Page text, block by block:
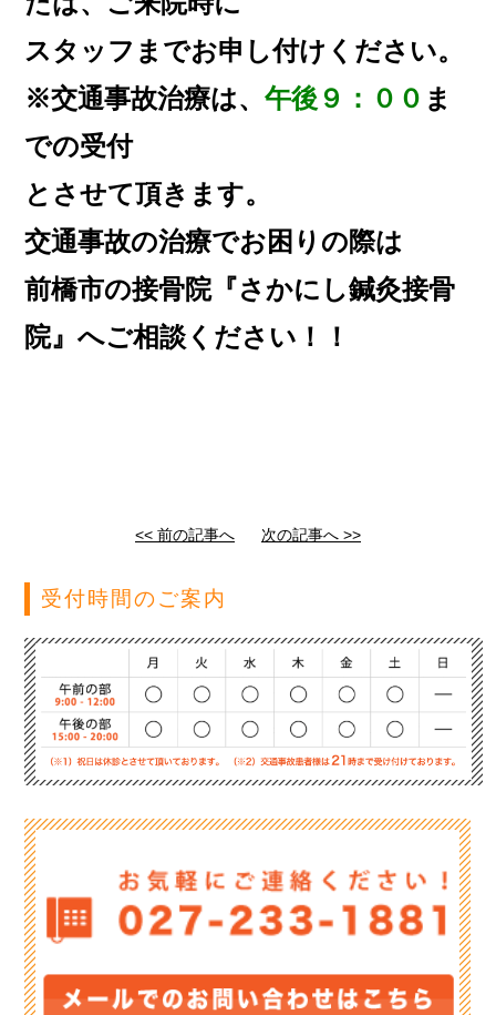
スタッフまでお申し付けください。
※交通事故治療は、午後９：００ ま
での受付
とさせて頂きます。
交通事故の治療でお困りの際は
前橋市の接骨院『さかにし鍼灸接骨
院』へご相談ください！！
<< 前の記事へ 次の記事へ >>
受付時間のご案内